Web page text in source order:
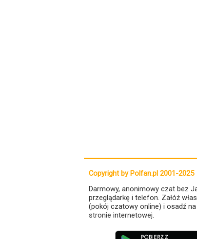
Copyright by Polfan.pl 2001-2025
Darmowy, anonimowy czat bez
przeglądarkę i telefon. Załóż
(pokój czatowy online) i osadź
stronie internetowej.